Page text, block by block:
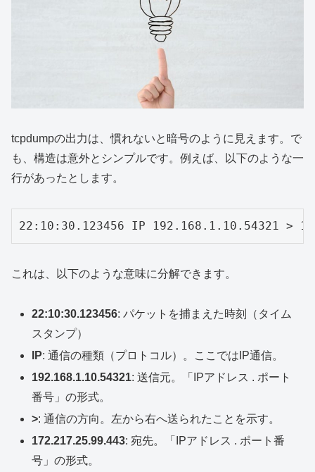
tcpdumpの出力は、慣れないと暗号のように見えます。で
も、構造は意外とシンプルです。例えば、以下のような一
行があったとします。
22:10:30.123456 IP 192.168.1.10.54321
これは、以下のような意味に分解できます。
22:10:30.123456: パケットを捕まえた時刻（タイム
スタンプ）
IP: 通信の種類（プロトコル）。ここではIP通信。
192.168.1.10.54321: 送信元。「IPアドレス . ポート
番号」の形式。
>: 通信の方向。左から右へ送られたことを示す。
172.217.25.99.443: 宛先。「IPアドレス . ポート番
号」の形式。